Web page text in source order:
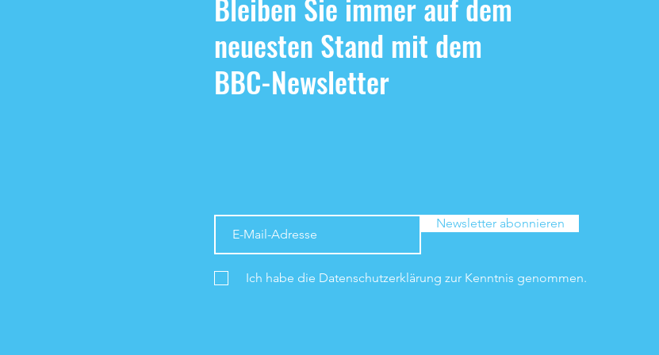
Bleiben Sie immer auf dem
neuesten Stand mit dem
BBC-Newsletter
Newsletter abonnieren
Ich habe die Datenschutzerklärung zur Kenntnis genommen.